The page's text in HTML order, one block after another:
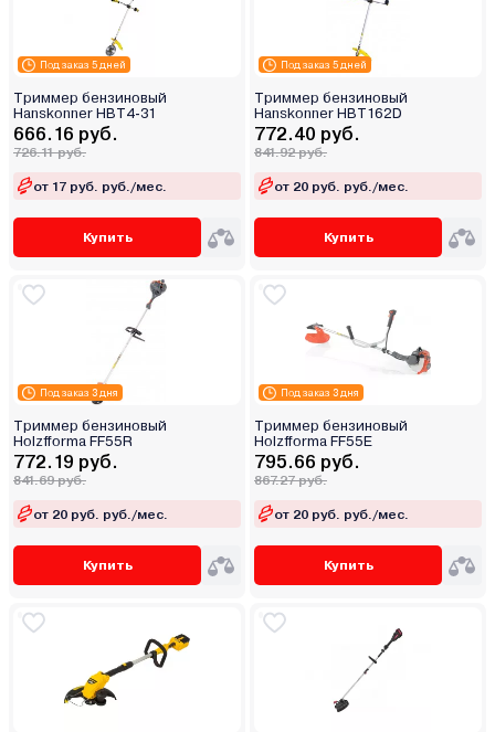
Под заказ 5 дней
Триммер бензиновый
Hanskonner HBT4-31
666.16 руб.
726.11 руб.
от 17 руб. руб./мес.
Купить
Под заказ 5 дней
Триммер бензиновый
Hanskonner HBT162D
772.40 руб.
841.92 руб.
от 20 руб. руб./мес.
Купить
Под заказ 3 дня
Триммер бензиновый
Holzfforma FF55R
772.19 руб.
841.69 руб.
от 20 руб. руб./мес.
Купить
Под заказ 3 дня
Триммер бензиновый
Holzfforma FF55E
795.66 руб.
867.27 руб.
от 20 руб. руб./мес.
Купить